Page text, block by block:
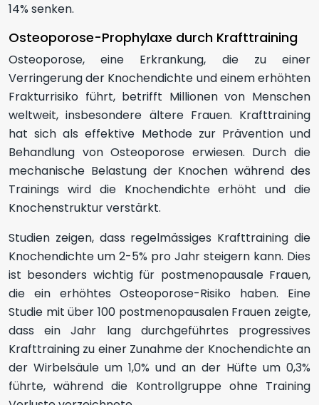
14% senken.
Osteoporose-Prophylaxe durch Krafttraining
Osteoporose, eine Erkrankung, die zu einer
Verringerung der Knochendichte und einem erhöhten
Frakturrisiko führt, betrifft Millionen von Menschen
weltweit, insbesondere ältere Frauen. Krafttraining
hat sich als effektive Methode zur Prävention und
Behandlung von Osteoporose erwiesen. Durch die
mechanische Belastung der Knochen während des
Trainings wird die Knochendichte erhöht und die
Knochenstruktur verstärkt.
Studien zeigen, dass regelmässiges Krafttraining die
Knochendichte um 2-5% pro Jahr steigern kann. Dies
ist besonders wichtig für postmenopausale Frauen,
die ein erhöhtes Osteoporose-Risiko haben. Eine
Studie mit über 100 postmenopausalen Frauen zeigte,
dass ein Jahr lang durchgeführtes progressives
Krafttraining zu einer Zunahme der Knochendichte an
der Wirbelsäule um 1,0% und an der Hüfte um 0,3%
führte, während die Kontrollgruppe ohne Training